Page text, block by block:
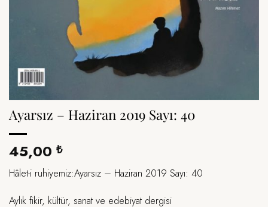
Ayarsız – Haziran 2019 Sayı: 40
45,00 ₺
Hâlet-i ruhiyemiz:Ayarsız – Haziran 2019 Sayı: 40
Aylık fikir, kültür, sanat ve edebiyat dergisi